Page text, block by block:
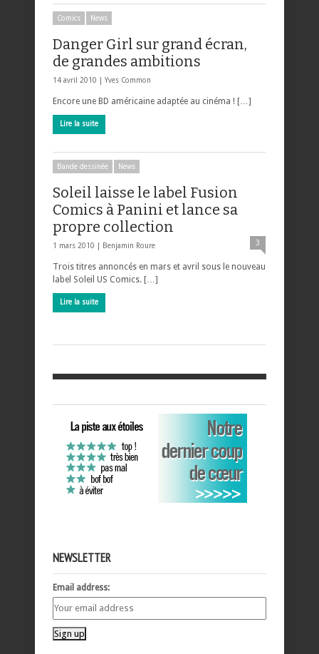
Comics News
Danger Girl sur grand écran,
de grandes ambitions
14 avril 2010 | Yves Common
Encore une BD américaine adaptée au cinéma ! […]
Lire la suite
Bande dessinée News
Soleil laisse le label Fusion
Comics à Panini et lance sa
propre collection
1 mars 2010 | Benjamin Roure 3
Trois titres annoncés en mars et avril sous le nouveau
label Soleil US Comics. […]
Lire la suite
NEWSLETTER
Email address: